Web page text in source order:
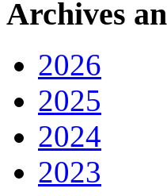
Archives
2026
2025
2024
2023